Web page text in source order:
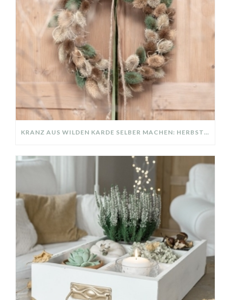
KRANZ AUS WILDEN KARDE SELBER MACHEN: HERBSTDEKO GANZ EINFACH